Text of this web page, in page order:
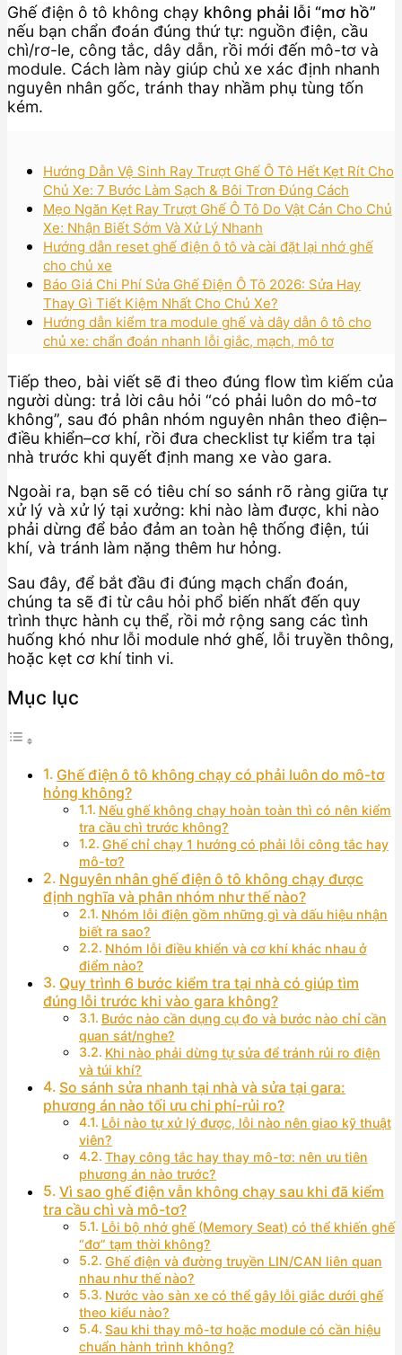
Ghế điện ô tô không chạy không phải lỗi “mơ hồ”
nếu bạn chẩn đoán đúng thứ tự: nguồn điện, cầu
chì/rơ-le, công tắc, dây dẫn, rồi mới đến mô-tơ và
module. Cách làm này giúp chủ xe xác định nhanh
nguyên nhân gốc, tránh thay nhầm phụ tùng tốn
kém.
Hướng Dẫn Vệ Sinh Ray Trượt Ghế Ô Tô Hết Kẹt Rít Cho
Chủ Xe: 7 Bước Làm Sạch & Bôi Trơn Đúng Cách
Mẹo Ngăn Kẹt Ray Trượt Ghế Ô Tô Do Vật Cản Cho Chủ
Xe: Nhận Biết Sớm Và Xử Lý Nhanh
Hướng dẫn reset ghế điện ô tô và cài đặt lại nhớ ghế
cho chủ xe
Báo Giá Chi Phí Sửa Ghế Điện Ô Tô 2026: Sửa Hay
Thay Gì Tiết Kiệm Nhất Cho Chủ Xe?
Hướng dẫn kiểm tra module ghế và dây dẫn ô tô cho
chủ xe: chẩn đoán nhanh lỗi giắc, mạch, mô tơ
Tiếp theo, bài viết sẽ đi theo đúng flow tìm kiếm của
người dùng: trả lời câu hỏi “có phải luôn do mô-tơ
không”, sau đó phân nhóm nguyên nhân theo điện–
điều khiển–cơ khí, rồi đưa checklist tự kiểm tra tại
nhà trước khi quyết định mang xe vào gara.
Ngoài ra, bạn sẽ có tiêu chí so sánh rõ ràng giữa tự
xử lý và xử lý tại xưởng: khi nào làm được, khi nào
phải dừng để bảo đảm an toàn hệ thống điện, túi
khí, và tránh làm nặng thêm hư hỏng.
Sau đây, để bắt đầu đi đúng mạch chẩn đoán,
chúng ta sẽ đi từ câu hỏi phổ biến nhất đến quy
trình thực hành cụ thể, rồi mở rộng sang các tình
huống khó như lỗi module nhớ ghế, lỗi truyền thông,
hoặc kẹt cơ khí tinh vi.
Mục lục
Ghế điện ô tô không chạy có phải luôn do mô-tơ
hỏng không?
Nếu ghế không chạy hoàn toàn thì có nên kiểm
tra cầu chì trước không?
Ghế chỉ chạy 1 hướng có phải lỗi công tắc hay
mô-tơ?
Nguyên nhân ghế điện ô tô không chạy được
định nghĩa và phân nhóm như thế nào?
Nhóm lỗi điện gồm những gì và dấu hiệu nhận
biết ra sao?
Nhóm lỗi điều khiển và cơ khí khác nhau ở
điểm nào?
Quy trình 6 bước kiểm tra tại nhà có giúp tìm
đúng lỗi trước khi vào gara không?
Bước nào cần dụng cụ đo và bước nào chỉ cần
quan sát/nghe?
Khi nào phải dừng tự sửa để tránh rủi ro điện
và túi khí?
So sánh sửa nhanh tại nhà và sửa tại gara:
phương án nào tối ưu chi phí-rủi ro?
Lỗi nào tự xử lý được, lỗi nào nên giao kỹ thuật
viên?
Thay công tắc hay thay mô-tơ: nên ưu tiên
phương án nào trước?
Vì sao ghế điện vẫn không chạy sau khi đã kiểm
tra cầu chì và mô-tơ?
Lỗi bộ nhớ ghế (Memory Seat) có thể khiến ghế
“đơ” tạm thời không?
Ghế điện và đường truyền LIN/CAN liên quan
nhau như thế nào?
Nước vào sàn xe có thể gây lỗi giắc dưới ghế
theo kiểu nào?
Sau khi thay mô-tơ hoặc module có cần hiệu
chuẩn hành trình không?